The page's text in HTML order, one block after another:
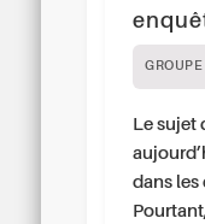
Le sujet
dans les